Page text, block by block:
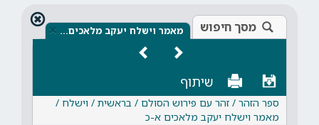
מסך חיפוש מאמר וישלח יעקב מלאכים… ×
שיתוף
ספר הזהר / זהר עם פירוש הסולם / בראשית / וישלח /
מאמר וישלח יעקב מלאכים א-כ